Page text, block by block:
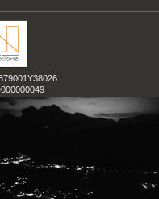
定版！うたてん
Reserved.